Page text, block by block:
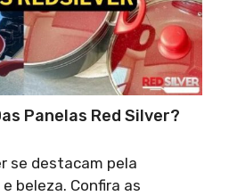
Panelas Red Silver?
se destacam pela
beleza. Confira as